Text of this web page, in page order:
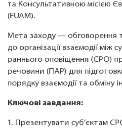
та Консультативною місією
(EUAM).
Мета заходу — обговорення
до організації взаємодії між
раннього оповіщення (СРО)
речовини (ПАР) для
порядку взаємодії та обміну
Ключові завдання:
1. Презентувати суб’єктам